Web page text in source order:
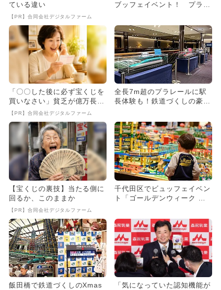
ている違い
【PR】合同会社デジタルファーム
ブッフェイベント！ プラレ
「〇〇した後に必ず宝くじを
買いなさい」貧乏が億万長者
に
【PR】合同会社デジタルファーム
全長7m超のプラレールに駅
長体験も！鉄道づくしの豪華
テ...
【宝くじの裏技】当たる側に
回るか、このままか
【PR】合同会社デジタルファーム
千代田区でビュッフェイベン
ト「ゴールデンウィーク フ
飯田橋で鉄道づくしのXmas
「気になっていた認知機能が